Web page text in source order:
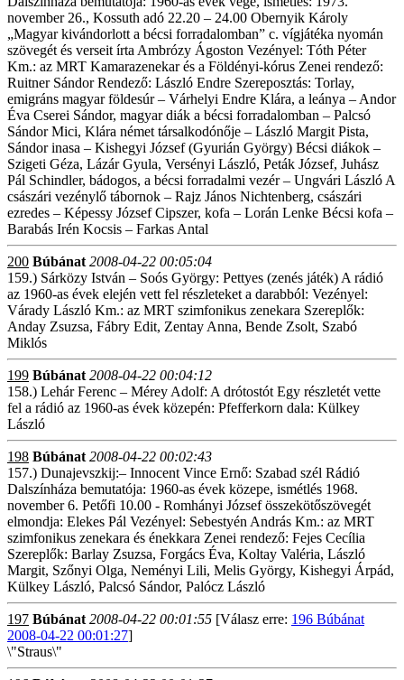
november 26., Kossuth adó 22.20 – 24.00 Obernyik Károly
„Magyar kivándorlott a bécsi forradalomban” c. vígjátéka nyomán
szövegét és verseit írta Ambrózy Ágoston Vezényel: Tóth Péter
Km.: az MRT Kamarazenekar és a Földényi-kórus Zenei rendező:
Ruitner Sándor Rendező: László Endre Szereposztás: Torlay,
emigráns magyar földesúr – Várhelyi Endre Klára, a leánya – Andor
Éva Cserei Sándor, magyar diák a bécsi forradalomban – Palcsó
Sándor Mici, Klára német társalkodónője – László Margit Pista,
Sándor inasa – Kishegyi József (Gyurián György) Bécsi diákok –
Szigeti Géza, Lázár Gyula, Versényi László, Peták József, Juhász
Pál Schindler, bádogos, a bécsi forradalmi vezér – Ungvári László A
császári vezénylő tábornok – Rajz János Nichtenberg, császári
ezredes – Képessy József Cipszer, kofa – Lorán Lenke Bécsi kofa –
Barabás Irén Kocsis – Farkas Antal
200 Búbánat 2008-04-22 00:05:04
159.) Sárközy István – Soós György: Pettyes (zenés játék) A rádió
az 1960-as évek elején vett fel részleteket a darabból: Vezényel:
Várady László Km.: az MRT szimfonikus zenekara Szereplők:
Anday Zsuzsa, Fábry Edit, Zentay Anna, Bende Zsolt, Szabó
Miklós
199 Búbánat 2008-04-22 00:04:12
158.) Lehár Ferenc – Mérey Adolf: A drótostót Egy részletét vette
fel a rádió az 1960-as évek közepén: Pfefferkorn dala: Külkey
László
198 Búbánat 2008-04-22 00:02:43
157.) Dunajevszkij:– Innocent Vince Ernő: Szabad szél Rádió
Dalszínháza bemutatója: 1960-as évek közepe, ismétlés 1968.
november 6. Petőfi 10.00 - Romhányi József összekötőszövegét
elmondja: Elekes Pál Vezényel: Sebestyén András Km.: az MRT
szimfonikus zenekara és énekkara Zenei rendező: Fejes Cecília
Szereplők: Barlay Zsuzsa, Forgács Éva, Koltay Valéria, László
Margit, Szőnyi Olga, Neményi Lili, Melis György, Kishegyi Árpád,
Külkey László, Palcsó Sándor, Palócz László
197 Búbánat 2008-04-22 00:01:55 [Válasz erre: 196 Búbánat
2008-04-22 00:01:27]
\"Straus\"